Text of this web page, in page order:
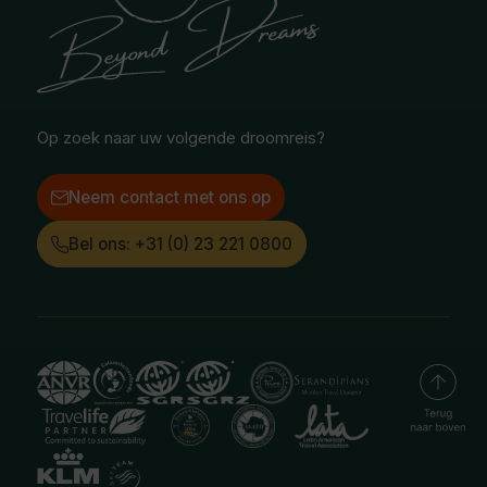
Poolgebied
Selfdrive reizen
Treinreizen
Vacatures
Facebook
Instagram
Op zoek naar uw volgende droomreis?
Neem contact met ons op
Bel ons: +31 (0) 23 221 0800